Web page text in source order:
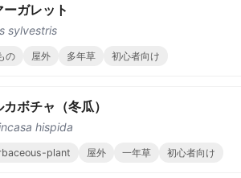
ーガレット
sylvestris
の 屋外 多年草 初心者向け
カボチャ（冬瓜）
hispida
plant 屋外 一年草 初心者向け